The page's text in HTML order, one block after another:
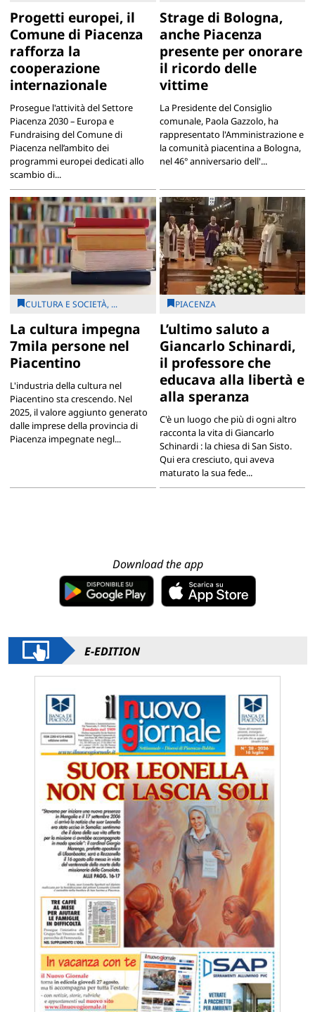
Progetti europei, il
Comune di Piacenza
rafforza la
cooperazione
internazionale
Prosegue l'attività del Settore
Piacenza 2030 – Europa e
Fundraising del Comune di
Piacenza nell’ambito dei
programmi europei dedicati allo
scambio di...
Strage di Bologna,
anche Piacenza
presente per onorare
il ricordo delle
vittime
La Presidente del Consiglio
comunale, Paola Gazzolo, ha
rappresentato l'Amministrazione e
la comunità piacentina a Bologna,
nel 46° anniversario dell'...
CULTURA E SOCIETÀ, ...
La cultura impegna
7mila persone nel
Piacentino
L'industria della cultura nel
Piacentino sta crescendo. Nel
2025, il valore aggiunto generato
dalle imprese della provincia di
Piacenza impegnate negl...
PIACENZA
L’ultimo saluto a
Giancarlo Schinardi,
il professore che
educava alla libertà e
alla speranza
C'è un luogo che più di ogni altro
racconta la vita di Giancarlo
Schinardi : la chiesa di San Sisto.
Qui era cresciuto, qui aveva
maturato la sua fede...
Download the app
E-EDITION